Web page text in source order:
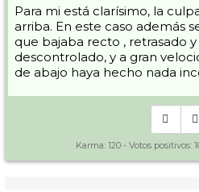
Para mi está clarísimo, la
arriba. En este caso además
que bajaba recto , retrasado
descontrolado, y a gran
de abajo haya hecho nada
Karma: 120 - Votos positivos: